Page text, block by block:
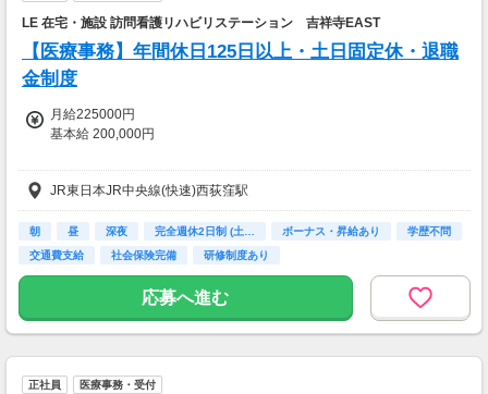
LE 在宅・施設 訪問看護リハビリステーション 吉祥寺EAST
【医療事務】年間休日125日以上・土日固定休・退職
金制度
月給225000円
基本給 200,000円
◆昇給年1回
（入職月）
◆賞与年2回
（入職1年後から算定開始のため
2年目より支給）
※試用期間2ヵ月・雇用形態変動なし
（期間中は月給200,000円）
一部支給
JR東日本JR中央線(快速)西荻窪駅
朝 昼 深夜 完全週休2日制 (土… ボーナス・昇給あり
学歴不問
交通費支給
社会保険完備 研修制度あり
応募へ進む
正社員 医療事務・受付